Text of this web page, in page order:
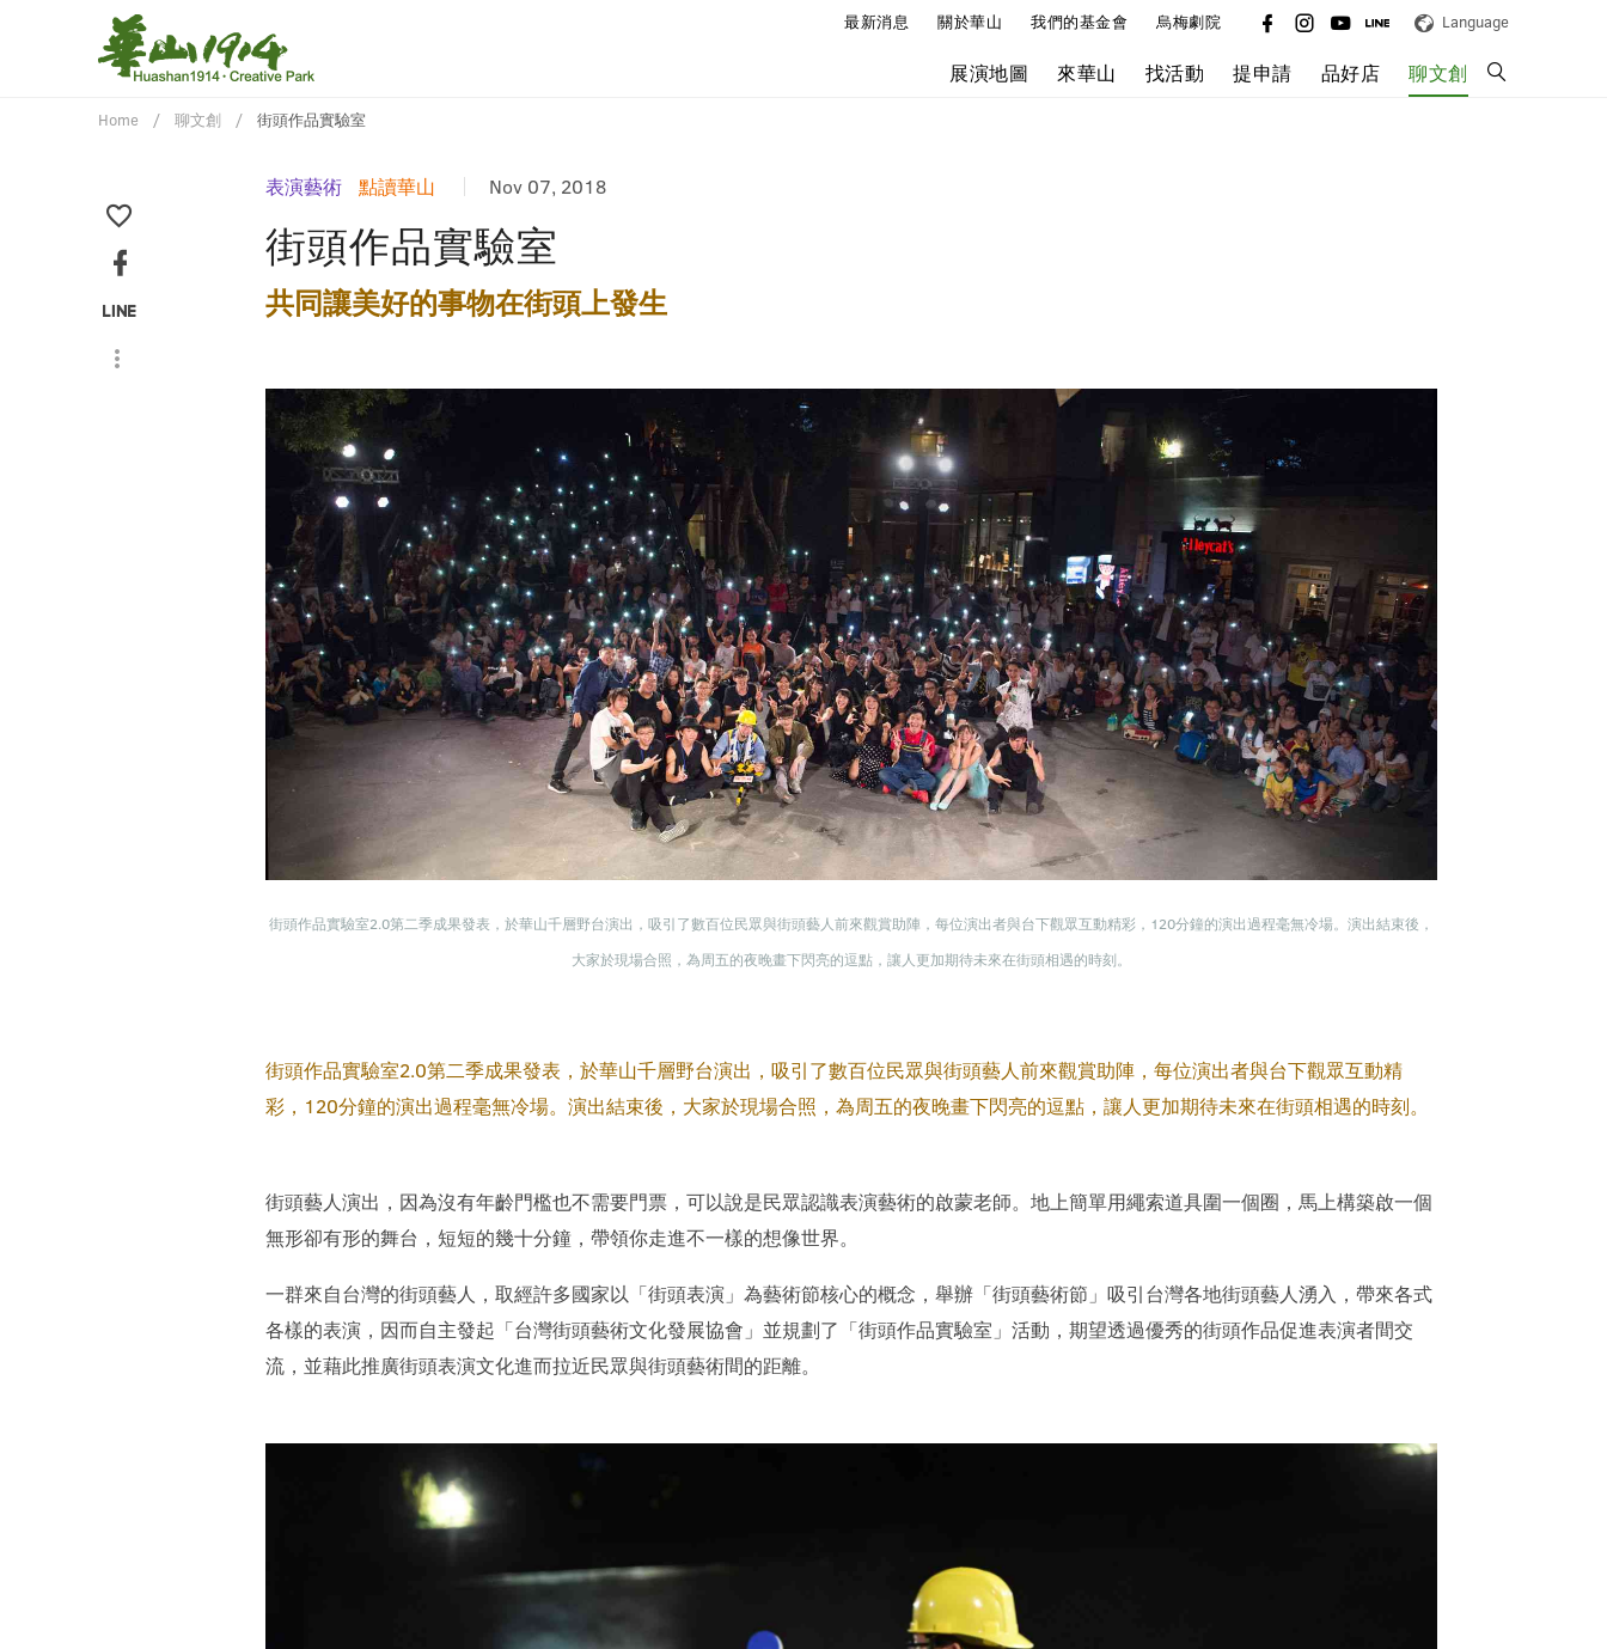
最新消息 關於華山 我們的基金會 烏梅劇院 Language
展演地圖 來華山 找活動 提申請 品好店 聊文創
Home 聊文創 街頭作品實驗室
表演藝術 點讀華山 Nov 07, 2018
街頭作品實驗室
共同讓美好的事物在街頭上發生
街頭作品實驗室2.0第二季成果發表，於華山千層野台演出，吸引了數百位民眾與街頭藝人前來觀賞助陣，每位演出者與台下觀眾互動精彩，120分鐘的演出過程毫無冷場。演出結束後，
大家於現場合照，為周五的夜晚畫下閃亮的逗點，讓人更加期待未來在街頭相遇的時刻。
街頭作品實驗室2.0第二季成果發表，於華山千層野台演出，吸引了數百位民眾與街頭藝人前來觀賞助陣，每位演出者與台下觀眾互動精
彩，120分鐘的演出過程毫無冷場。演出結束後，大家於現場合照，為周五的夜晚畫下閃亮的逗點，讓人更加期待未來在街頭相遇的時刻。
街頭藝人演出，因為沒有年齡門檻也不需要門票，可以說是民眾認識表演藝術的啟蒙老師。地上簡單用繩索道具圍一個圈，馬上構築啟一個
無形卻有形的舞台，短短的幾十分鐘，帶領你走進不一樣的想像世界。
一群來自台灣的街頭藝人，取經許多國家以「街頭表演」為藝術節核心的概念，舉辦「街頭藝術節」吸引台灣各地街頭藝人湧入，帶來各式
各樣的表演，因而自主發起「台灣街頭藝術文化發展協會」並規劃了「街頭作品實驗室」活動，期望透過優秀的街頭作品促進表演者間交
流，並藉此推廣街頭表演文化進而拉近民眾與街頭藝術間的距離。